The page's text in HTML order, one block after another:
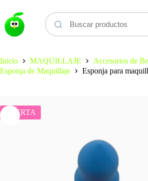
contenido
Inicio
MAQUILLAJE
Accesorios de
Esponja de Maquillaje
Esponja para
OFERTA